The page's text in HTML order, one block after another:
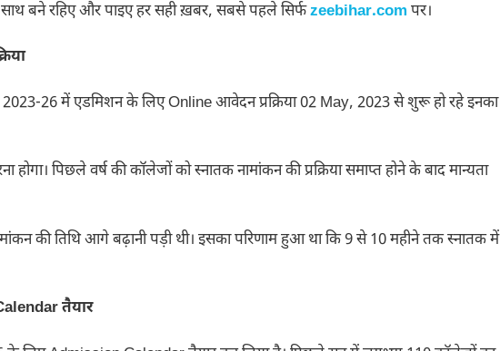
बने रहिए और पाइए हर सही ख़बर, सबसे पहले सिर्फzeebihar.com पर।
2023-26 में एडमिशन के लिए Online आवेदन प्रक्रिया 02 May, 2023 से शुरू हो रहे इनका
पिछले वर्ष की कॉलेजों को स्नातक नामांकन की प्रक्रिया समाप्त होने के बाद मान्यता
की तिथि आगे बढ़ानी पड़ी थी। इसका परिणाम हुआ था कि 9 से 10 महीने तक स्नातक में
तैयार